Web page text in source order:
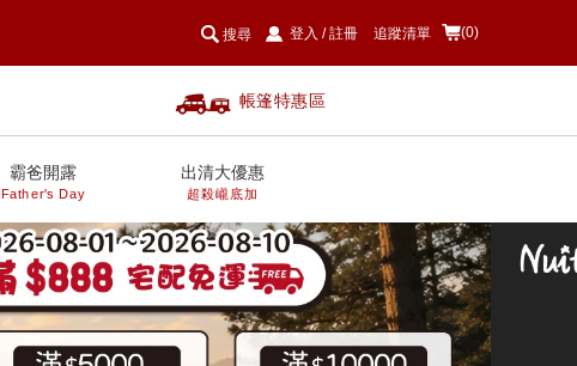
(0)
登入 / 註冊 追蹤清單
帳篷特惠區
搜尋
霸爸開露
Father's Day
出清大優惠
超殺巄底加